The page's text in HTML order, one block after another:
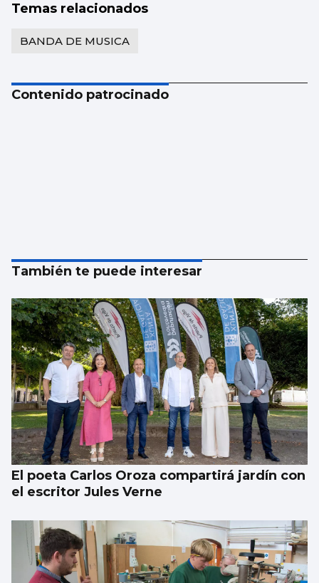
Temas relacionados
BANDA DE MUSICA
Contenido patrocinado
También te puede interesar
El poeta Carlos Oroza compartirá jardín con
el escritor Jules Verne